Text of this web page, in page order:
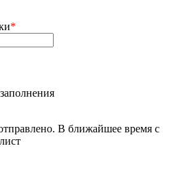
*
В ближайшее время с